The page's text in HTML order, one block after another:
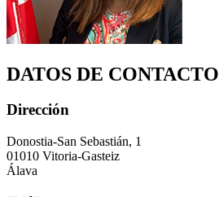
DATOS DE CONTACTO
Dirección
Donostia-San Sebastián, 1
01010 Vitoria-Gasteiz
Álava